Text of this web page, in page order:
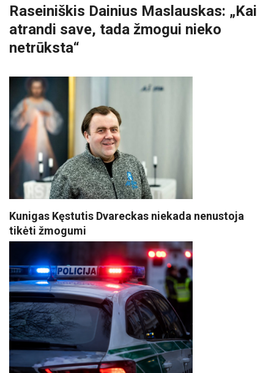
Raseiniškis Dainius Maslauskas: „Kai
atrandi save, tada žmogui nieko
netrūksta“
Kunigas Kęstutis Dvareckas niekada nenustoja
tikėti žmogumi